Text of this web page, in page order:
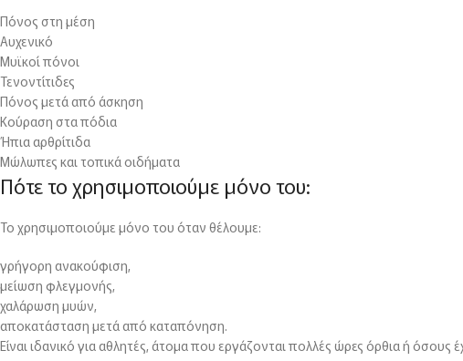
Πόνος στη μέση
Αυχενικό
Μυϊκοί πόνοι
Τενοντίτιδες
Πόνος μετά από άσκηση
Κούραση στα πόδια
Ήπια αρθρίτιδα
Μώλωπες και τοπικά οιδήματα
Πότε το χρησιμοποιούμε μόνο του:
Το χρησιμοποιούμε μόνο του όταν θέλουμε:
γρήγορη ανακούφιση,
μείωση φλεγμονής,
χαλάρωση μυών,
αποκατάσταση μετά από καταπόνηση.
Είναι ιδανικό για αθλητές, άτομα που εργάζονται πολλές ώρες όρθια ή όσους